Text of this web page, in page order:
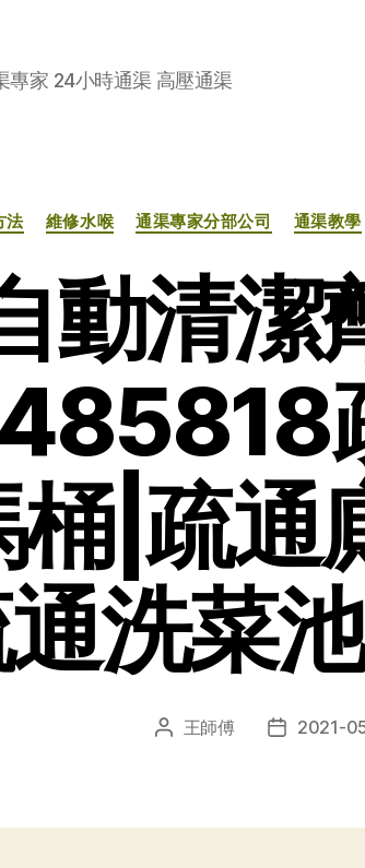
專家 24小時通渠 高壓通渠
分
类
法 維修水喉 通渠專家分部公司 通渠教學
動清潔
桶|疏通
洗菜
文 王師傅
发 2021-